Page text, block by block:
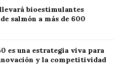
bioestimulantes
salmón a más de 600
es una estrategia viva para
y la competitividad